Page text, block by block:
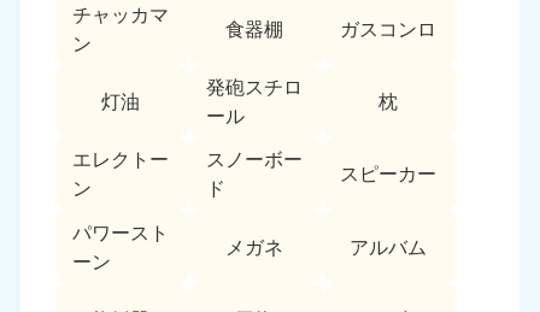
チャッカマ
ン
食器棚 ガスコンロ
灯油
発砲スチロ
ール
枕
エレクトー
ン
スノーボー
ド
スピーカー
パワースト
ーン
メガネ アルバム
050-1881-5263
9:00〜19:00 年中無休
近畿
050-1881-5250
9:00〜19:00 年中無休 9:00〜19:00 年中無休